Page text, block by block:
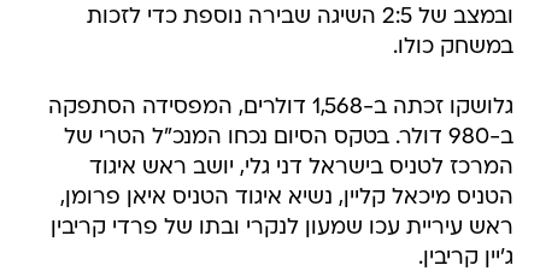
ובמצב של 2:5 השיגה שבירה נוספת כדי לזכות
במשחק כולו.
גלושקו זכתה ב-1,568 דולרים, המפסידה הסתפקה
ב-980 דולר. בטקס הסיום נכחו המנכ"ל הטרי של
המרכז לטניס בישראל דני גלי, יושב ראש איגוד
הטניס מיכאל קליין, נשיא איגוד הטניס איאן פרומן,
ראש עיריית עכו שמעון לנקרי ובתו של פרדי קריבין
ג'יין קריבין.